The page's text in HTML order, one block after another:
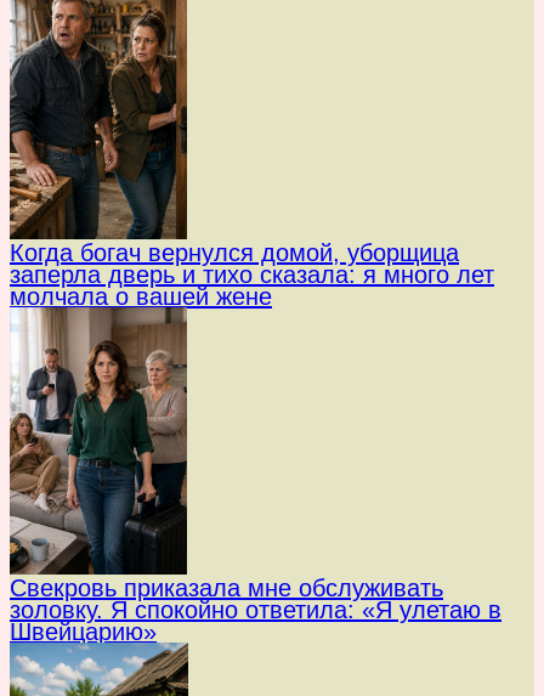
Когда богач вернулся домой, уборщица
заперла дверь и тихо сказала: я много лет
молчала о вашей жене
Свекровь приказала мне обслуживать
золовку. Я спокойно ответила: «Я улетаю в
Швейцарию»